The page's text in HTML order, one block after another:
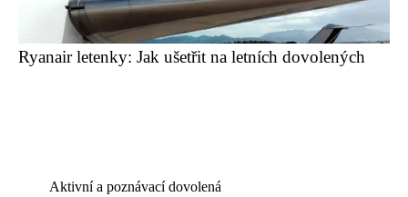
Ryanair letenky: Jak ušetřit na letních dovolených
Aktivní a poznávací dovolená